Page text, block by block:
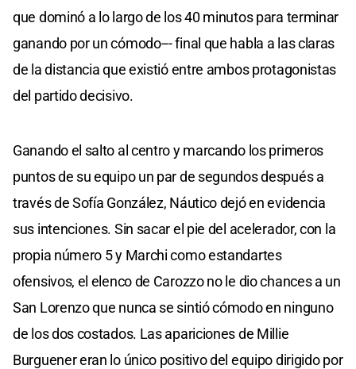
que dominó a lo largo de los 40 minutos para terminar
ganando por un cómodo--- final que habla a las claras
de la distancia que existió entre ambos protagonistas
del partido decisivo.
Ganando el salto al centro y marcando los primeros
puntos de su equipo un par de segundos después a
través de Sofía González, Náutico dejó en evidencia
sus intenciones. Sin sacar el pie del acelerador, con la
propia número 5 y Marchi como estandartes
ofensivos, el elenco de Carozzo no le dio chances a un
San Lorenzo que nunca se sintió cómodo en ninguno
de los dos costados. Las apariciones de Millie
Burguener eran lo único positivo del equipo dirigido por